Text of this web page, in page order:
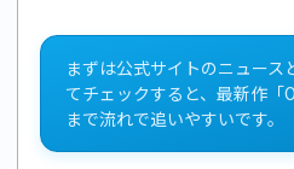
まずは公式サイトのニュース
てチェックすると、最新作「
まで流れで追いやすいです。